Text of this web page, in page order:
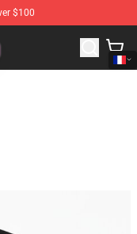
$100
of Anime Cap